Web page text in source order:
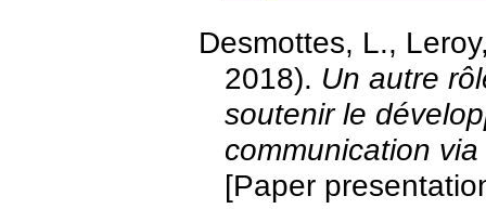
Desmottes, L.,
2018). Un autre
soutenir le
communication
[Paper